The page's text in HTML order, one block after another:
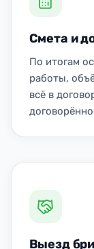
Смета и
По итогам
работы,
всё в
Выезд